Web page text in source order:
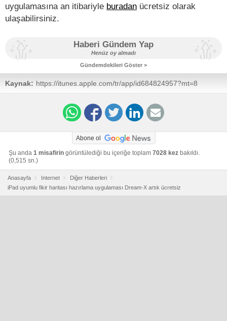
uygulamasına an itibariyle buradan ücretsiz olarak
ulaşabilirsiniz.
Haberi Gündem Yap
Henüz oy almadı
Gündemdekileri Göster >
Kaynak: https://itunes.apple.com/tr/app/id684824957?mt=8
Abone ol
Şu anda 1 misafirin görüntülediği bu içeriğe toplam 7028 kez bakıldı.
(0,515 sn.)
Anasayfa Internet
Diğer Haberleri
iPad uyumlu fikir haritası hazırlama uygulaması Dream-X artık ücretsiz